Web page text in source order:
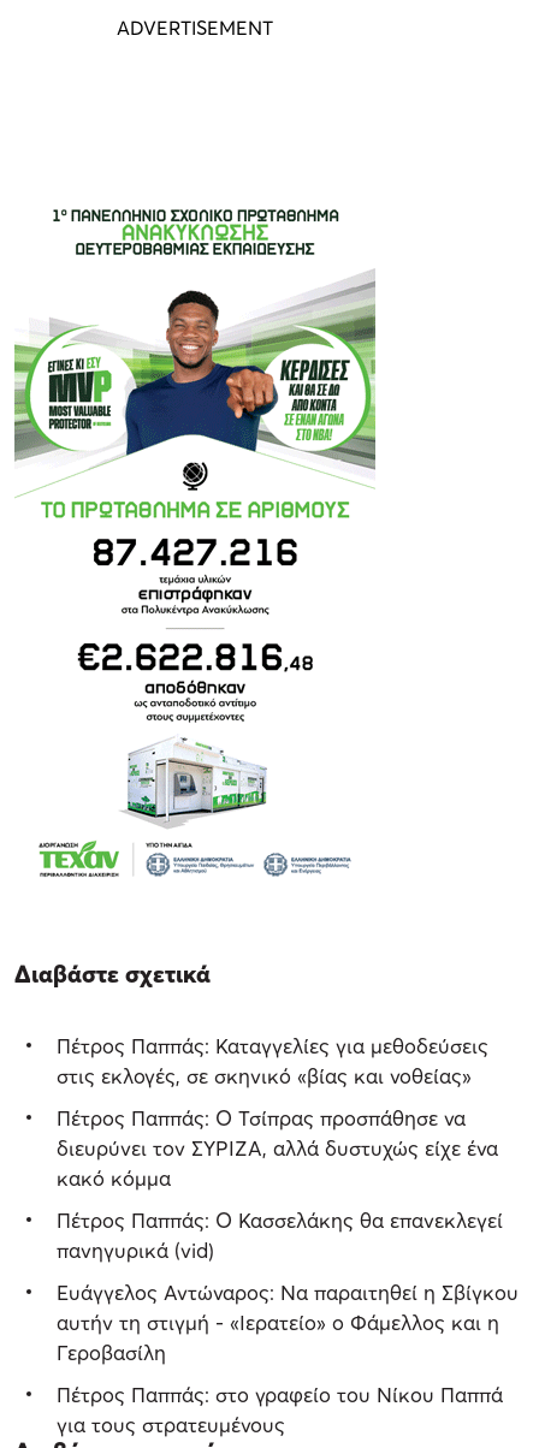
Διαβάστε σχετικά
Πέτρος Παππάς: Καταγγελίες για μεθοδεύσεις
στις εκλογές, σε σκηνικό «βίας και νοθείας»
Πέτρος Παππάς: Ο Τσίπρας προσπάθησε να
διευρύνει τον ΣΥΡΙΖΑ, αλλά δυστυχώς είχε ένα
κακό κόμμα
Πέτρος Παππάς: Ο Κασσελάκης θα επανεκλεγεί
πανηγυρικά (vid)
Ευάγγελος Αντώναρος: Να παραιτηθεί η Σβίγκου
αυτήν τη στιγμή - «Ιερατείο» ο Φάμελλος και η
Γεροβασίλη
Πέτρος Παππάς: στο γραφείο του Νίκου Παππά
για τους στρατευμένους